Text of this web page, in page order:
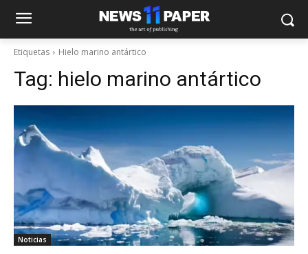
Etiquetas Hielo marino antártico
Tag: hielo marino antártico
Noticias